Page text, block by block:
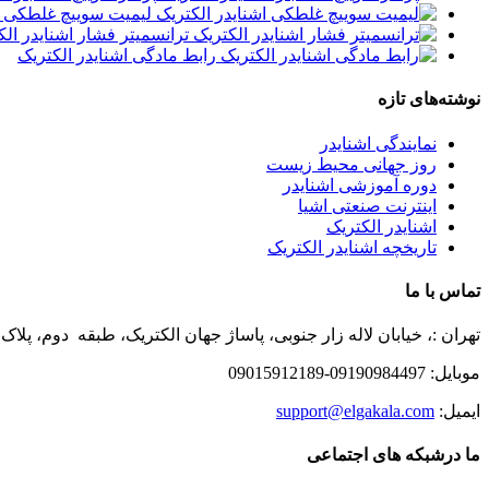
لیمیت سوییچ غلطکی
ترانسمیتر فشار اشنایدر
رابط مادگی اشنایدر الکتریک
نوشته‌های تازه
نمایندگی اشنایدر
روز جهانی محیط زیست
دوره آموزشی اشنایدر
اینترنت صنعتی اشیا
اشنایدر الکتریک
تاریخچه اشنایدر الکتریک
تماس با ما
تهران :، خیابان لاله زار جنوبی، پاساژ جهان الکتریک، طبقه دوم، پلاک ۵۳
موبایل: 09190984497-09015912189
ایمیل: support@elgakala.com
ما درشبکه های اجتماعی